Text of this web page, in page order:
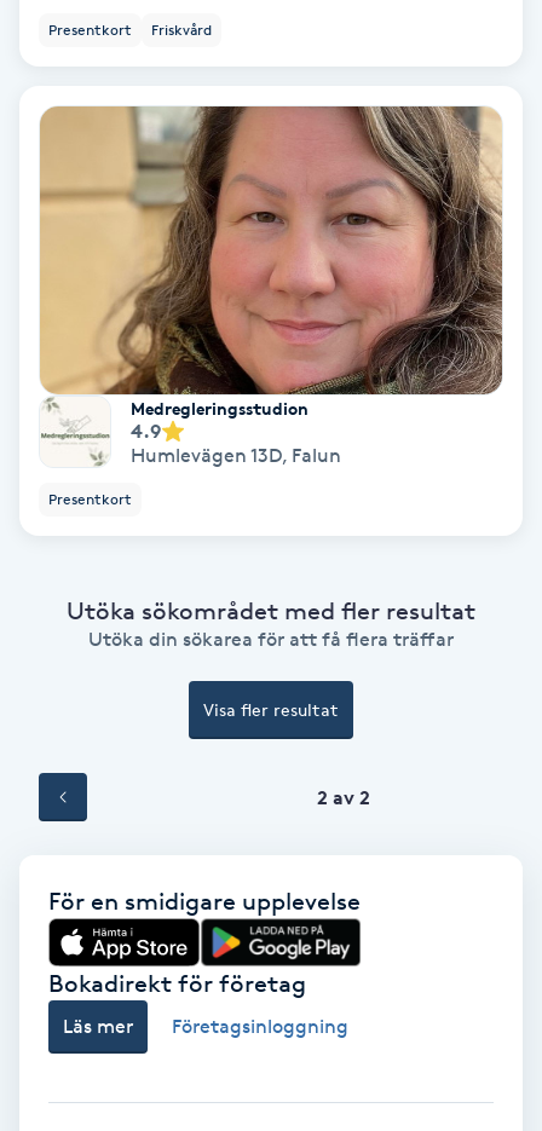
Gua Sha-massage
Herrklippning
HIFU
Hot Stone Massage
Huduppstramning
Hudvård
Hyaluronsyra
Hyperhidros
Hypnos
Presentkort Friskvård
Medregleringsstudion
4.9
Humlevägen 13D, Falun
Presentkort
Utöka sökområdet med fler resultat
Utöka din sökarea för att få flera träffar
Visa fler resultat
2 av 2
För en smidigare upplevelse
Bokadirekt för företag
Läs mer Företagsinloggning